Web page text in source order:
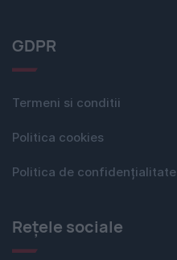
GDPR
Termeni si conditii
Politica cookies
Politica de confidențialitate
Rețele sociale